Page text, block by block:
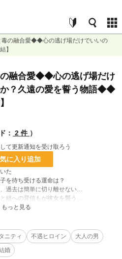
毒の融合愛◆◆心の逃げ場だけでいいの
】
融合愛◆◆心の逃げ場だけ
？久遠の愛を誓う物語◆◆
： 2 件 ）
て更新通知を受け取ろう
に入り追加
た
を待ち受ける運命は？
過去は簡単に切り離せない…
組への背信もが彼女を襲う…
私が何も思い出せないくらいっ…憂鬱で
ら…ぃ…壊して…」
す※
ません※
ニティ 不遇ヒロイン
大人の男
婚